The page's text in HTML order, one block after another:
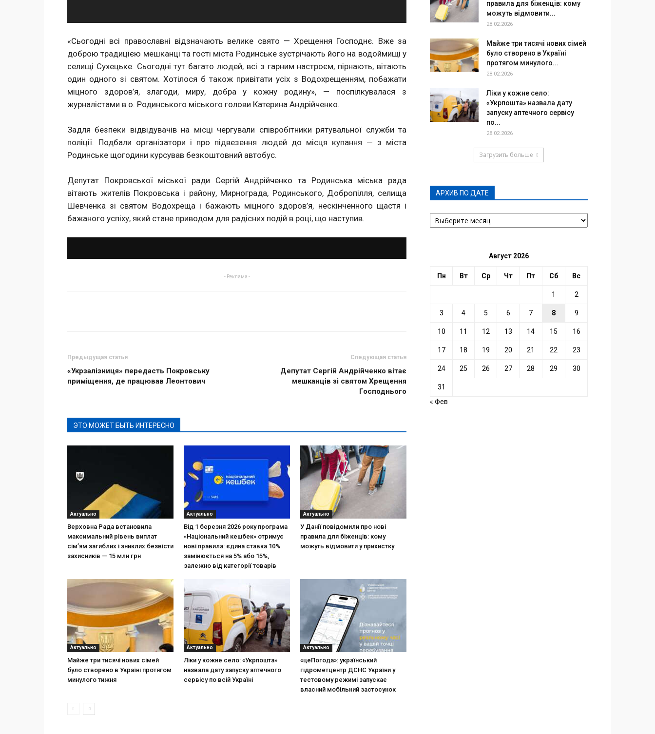
«Сьогодні всі православні відзначають велике свято — Хрещення Господнє. Вже за
доброю традицією мешканці та гості міста Родинське зустрічають його на водоймищі у
селищі Сухецьке. Сьогодні тут багато людей, всі з гарним настроєм, пірнають, вітають
один одного зі святом. Хотілося б також привітати усіх з Водохрещенням, побажати
міцного здоров’я, злагоди, миру, добра у кожну родину», — поспілкувалася з
журналістами в.о. Родинського міського голови Катерина Андрійченко.
Задля безпеки вiдвiдувачiв на мiсцi чергували співробітники рятувальної служби та
полiцiї. Подбали організатори і про підвезення людей до місця купання — з міста
Родинське щогодини курсував безкоштовний автобус.
Депутат Покровської міської ради Сергій Андрійченко та Родинська міська рада
вітають жителів Покровська і району, Мирнограда, Родинського, Добропілля, селища
Шевченка зі святом Водохреща і бажають міцного здоров’я, нескінченного щастя і
бажаного успіху, який стане приводом для радісних подій в році, що наступив.
- Реклама -
Предыдущая статья
«Укрзалізниця» передасть Покровську
приміщення, де працював Леонтович
Следующая статья
Депутат Сергій Андрійченко вітає
мешканців зі святом Хрещення
Господнього
ЭТО МОЖЕТ БЫТЬ ИНТЕРЕСНО
Актуально
Верховна Рада встановила
максимальний рівень виплат
сім’ям загиблих і зниклих безвісти
захисників — 15 млн грн
Актуально
Від 1 березня 2026 року програма
«Національний кешбек» отримує
нові правила: єдина ставка 10%
замінюється на 5% або 15%,
залежно від категорії товарів
Актуально
У Данії повідомили про нові
правила для біженців: кому
можуть відмовити у прихистку
Актуально
Майже три тисячі нових сімей
було створено в Україні протягом
минулого тижня
Актуально
Ліки у кожне село: «Укрпошта»
назвала дату запуску аптечного
сервісу по всій Україні
Актуально
«цеПогода»: український
гідрометцентр ДСНС України у
тестовому режимі запускає
власний мобільний застосунок
правила для біженців: кому
можуть відмовити...
28.02.2026
Майже три тисячі нових сімей
було створено в Україні
протягом минулого...
28.02.2026
Ліки у кожне село:
«Укрпошта» назвала дату
запуску аптечного сервісу
по...
28.02.2026
Загрузить больше
АРХИВ ПО ДАТЕ
АРХИВ
ПО
Август 2026
Пн Вт Ср Чт Пт Сб Вс
1 2
3 4 5 6 7 8 9
10 11 12 13 14 15 16
17 18 19 20 21 22 23
24 25 26 27 28 29 30
31
« Фев